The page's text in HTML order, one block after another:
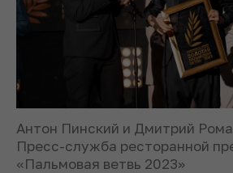
Антон Пинский и Дмитрий
Пресс-служба ресторанной
«Пальмовая ветвь 2023»